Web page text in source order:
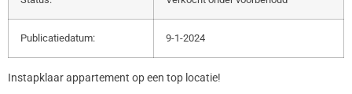
Publicatiedatum: 9-1-2024
Instapklaar appartement op een top locatie!